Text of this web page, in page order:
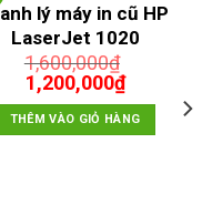
lý máy in cũ HP
LaserJet 1020
1,600,000₫
Giá
gốc
là:
1,600,000₫.
1,200,000₫Giá
hiện
tại
là:
THÊM VÀO GIỎ HÀNG